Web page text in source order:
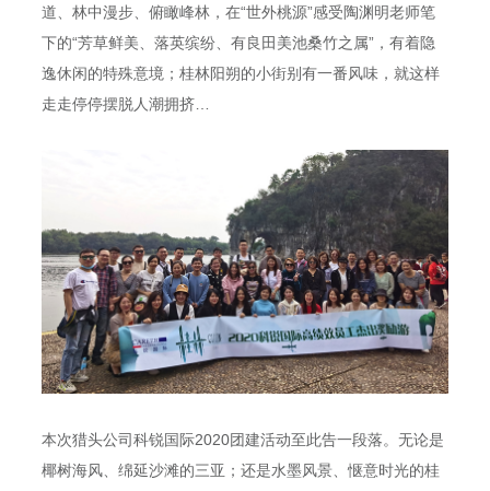
道、林中漫步、俯瞰峰林，在“世外桃源”感受陶渊明老师笔
下的“芳草鲜美、落英缤纷、有良田美池桑竹之属”，有着隐
逸休闲的特殊意境；桂林阳朔的小街别有一番风味，就这样
走走停停摆脱人潮拥挤…
本次猎头公司科锐国际2020团建活动至此告一段落。无论是
椰树海风、绵延沙滩的三亚；还是水墨风景、惬意时光的桂